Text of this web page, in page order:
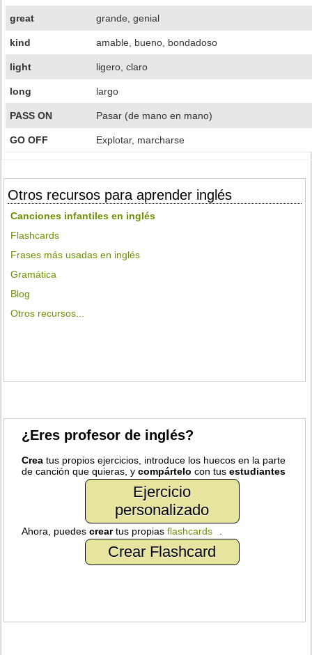
great grande, genial
kind amable, bueno, bondadoso
light ligero, claro
long largo
PASS ON Pasar (de mano en mano)
GO OFF Explotar, marcharse
Otros recursos para aprender inglés
Canciones infantiles en inglés
Flashcards
Frases más usadas en inglés
Gramática
Blog
Otros recursos...
¿Eres profesor de inglés?
Crea tus propios ejercicios, introduce los huecos en la parte
de canción que quieras, ycompártelo con tusestudiantes
Ejercicio
personalizado
Ahora, puedescreartus propiasflashcards
Crear Flashcard